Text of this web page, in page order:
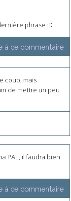
phrase :D
à ce commentaire
coup, mais
de mettre un peu
PAL, il faudra bien
à ce commentaire